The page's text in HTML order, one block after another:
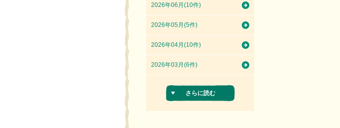
2026年06月(10件)
2026年05月(5件)
2026年04月(10件)
2026年03月(6件)
さらに読む